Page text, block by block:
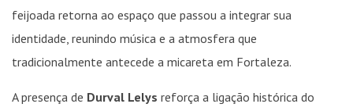
feijoada retorna ao espaço que passou a integrar sua
identidade, reunindo música e a atmosfera que
tradicionalmente antecede a micareta em Fortaleza.
A presença de Durval Lelys reforça a ligação histórica do